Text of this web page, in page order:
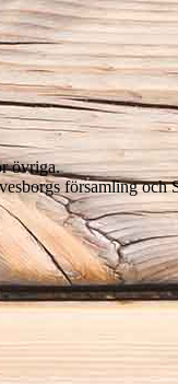
övriga.
församling och